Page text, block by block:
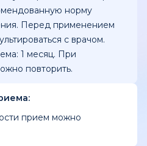
норму
Перед применением
с врачом.
1 месяц. При
повторить.
прием можно